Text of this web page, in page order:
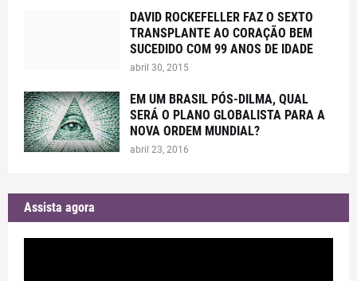
DAVID ROCKEFELLER FAZ O SEXTO
TRANSPLANTE AO CORAÇÃO BEM
SUCEDIDO COM 99 ANOS DE IDADE
abril 30, 2015
EM UM BRASIL PÓS-DILMA, QUAL
SERÁ O PLANO GLOBALISTA PARA A
NOVA ORDEM MUNDIAL?
abril 23, 2016
Assista agora